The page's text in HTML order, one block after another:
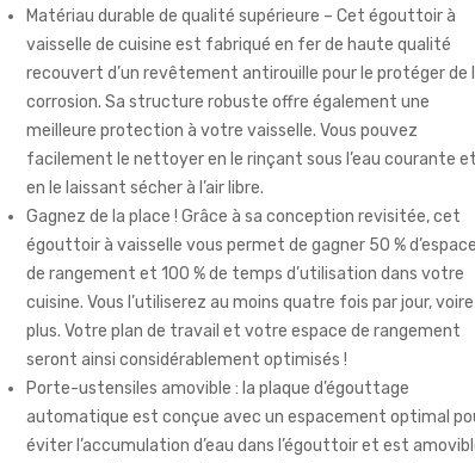
Matériau durable de qualité supérieure – Cet égouttoir à
vaisselle de cuisine est fabriqué en fer de haute qualité
recouvert d’un revêtement antirouille pour le protéger de
corrosion. Sa structure robuste offre également une
meilleure protection à votre vaisselle. Vous pouvez
facilement le nettoyer en le rinçant sous l’eau courante et
en le laissant sécher à l’air libre.
Gagnez de la place ! Grâce à sa conception revisitée, cet
égouttoir à vaisselle vous permet de gagner 50 % d’espace
de rangement et 100 % de temps d’utilisation dans votre
cuisine. Vous l’utiliserez au moins quatre fois par jour, voire
plus. Votre plan de travail et votre espace de rangement
seront ainsi considérablement optimisés !
Porte-ustensiles amovible : la plaque d’égouttage
automatique est conçue avec un espacement optimal
éviter l’accumulation d’eau dans l’égouttoir et est